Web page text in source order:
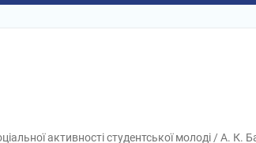
активності студентської молоді / А. К.